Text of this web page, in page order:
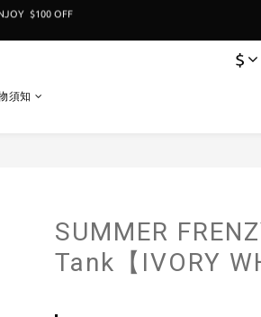
$100折扣卷
$100折扣卷
$
須知
SUMMER
Tank【IVORY